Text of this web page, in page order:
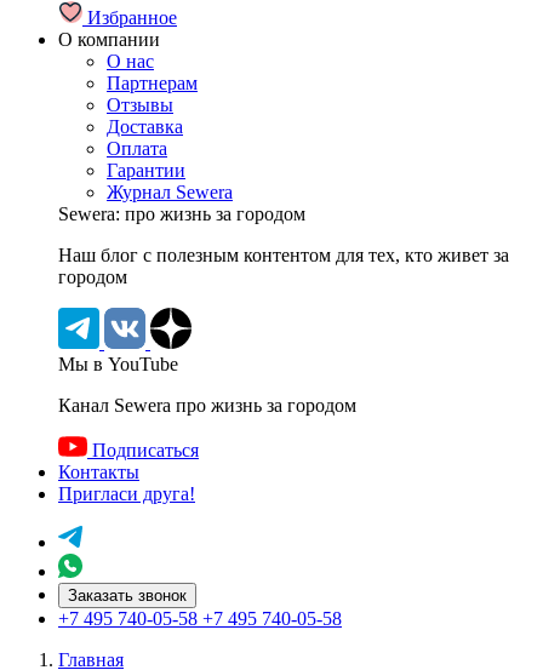
Избранное
О компании
О нас
Партнерам
Отзывы
Доставка
Оплата
Гарантии
Журнал Sewera
Sewera: про жизнь за городом
Наш блог c полезным контентом для тех, кто живет за
городом
Мы в YouTube
Канал Sewera про жизнь за городом
Подписаться
Контакты
Пригласи друга!
Заказать звонок
+7 495 740-05-58 +7 495 740-05-58
Главная